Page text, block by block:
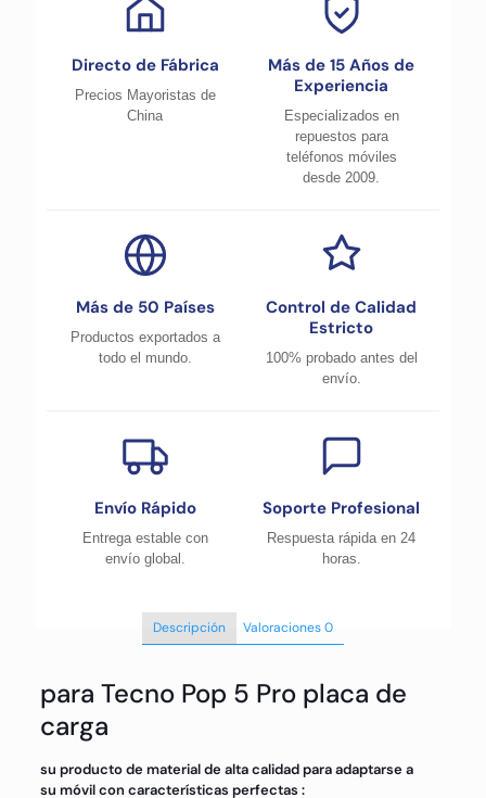
Directo de Fábrica
Precios Mayoristas de
China
Más de 15 Años de
Experiencia
Especializados en
repuestos para
teléfonos móviles
desde 2009.
Más de 50 Países
Productos exportados a
todo el mundo.
Control de Calidad
Estricto
100% probado antes del
envío.
Envío Rápido
Entrega estable con
envío global.
Soporte Profesional
Respuesta rápida en 24
horas.
Descripción Valoraciones0
para Tecno Pop 5 Pro placa de
carga
su producto de material de alta calidad para adaptarse a
su móvil con características perfectas :